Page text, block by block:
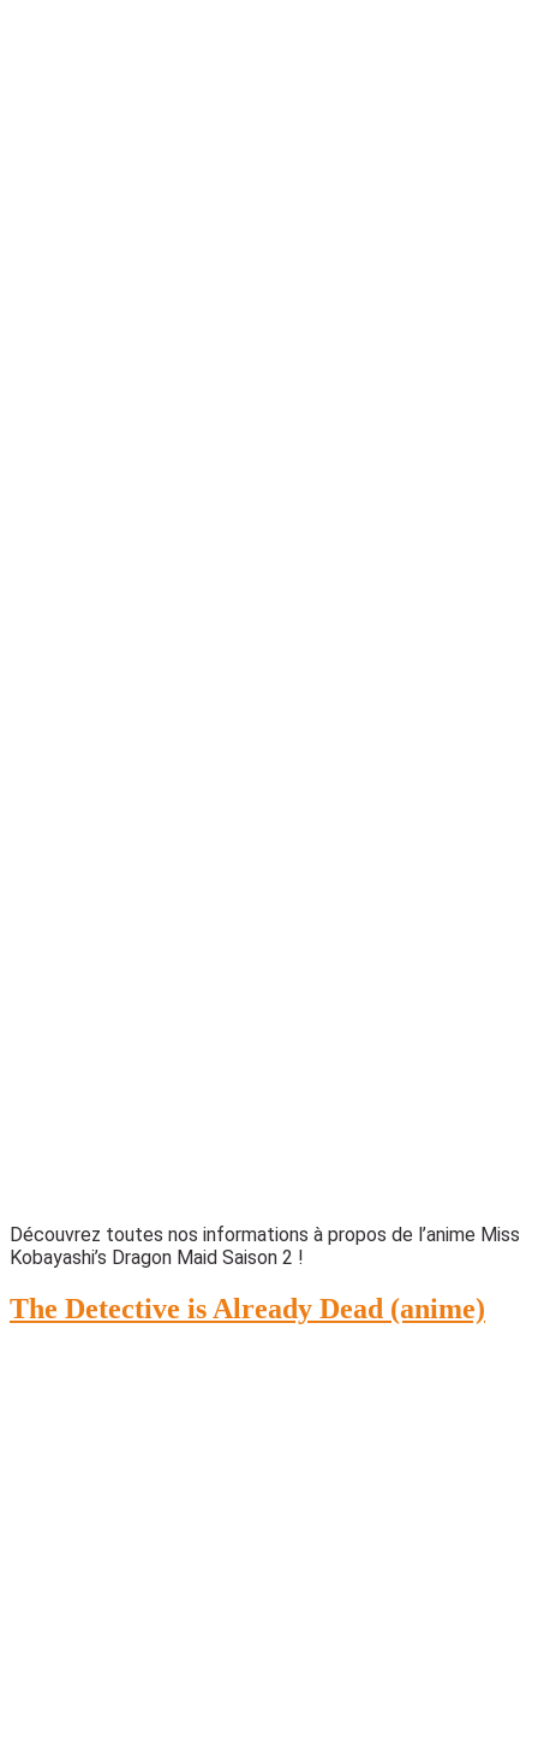
Découvrez toutes nos informations à propos de l’anime Miss
Kobayashi’s Dragon Maid Saison 2 !
The Detective is Already Dead (anime)